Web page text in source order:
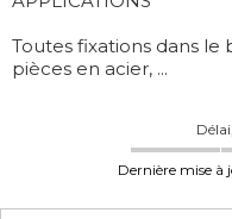
Toutes fixations dans
pièces en acier, ...
Dernière mise